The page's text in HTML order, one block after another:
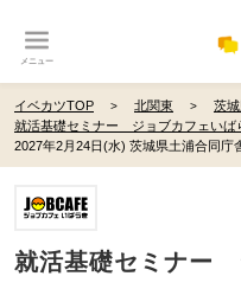
メニュー
イベカツTOP 北関東
茨
就活基礎セミナー ジョブカフェいば
2027年2月24日(水) 茨城県土浦合同庁
就活基礎セミナー